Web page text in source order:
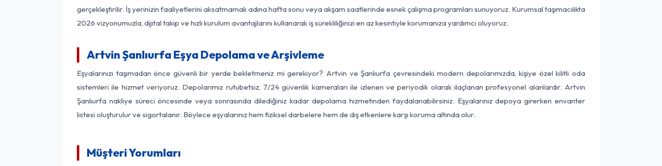
gerçekleştirilir. İş yerinizin faaliyetlerini aksatmamak adına hafta sonu veya akşam saatlerinde esnek çalışma programları sunuyoruz. Kurumsal taşımacılıkta
2026 vizyonumuzla, dijital takip ve hızlı kurulum avantajlarını kullanarak iş sürekliliğinizi en az kesintiyle korumanıza yardımcı oluyoruz.
Artvin Şanlıurfa Eşya Depolama ve Arşivleme
Eşyalarınızı taşımadan önce güvenli bir yerde bekletmeniz mi gerekiyor? Artvin ve Şanlıurfa çevresindeki modern depolarımızda, kişiye özel kilitli oda
sistemleri ile hizmet veriyoruz. Depolarımız rutubetsiz, 7/24 güvenlik kameraları ile izlenen ve periyodik olarak ilaçlanan profesyonel alanlardır. Artvin
Şanlıurfa nakliye süreci öncesinde veya sonrasında dilediğiniz kadar depolama hizmetinden faydalanabilirsiniz. Eşyalarınız depoya girerken envanter
listesi oluşturulur ve sigortalanır. Böylece eşyalarınız hem fiziksel darbelere hem de dış etkenlere karşı koruma altında olur.
Müşteri Yorumları